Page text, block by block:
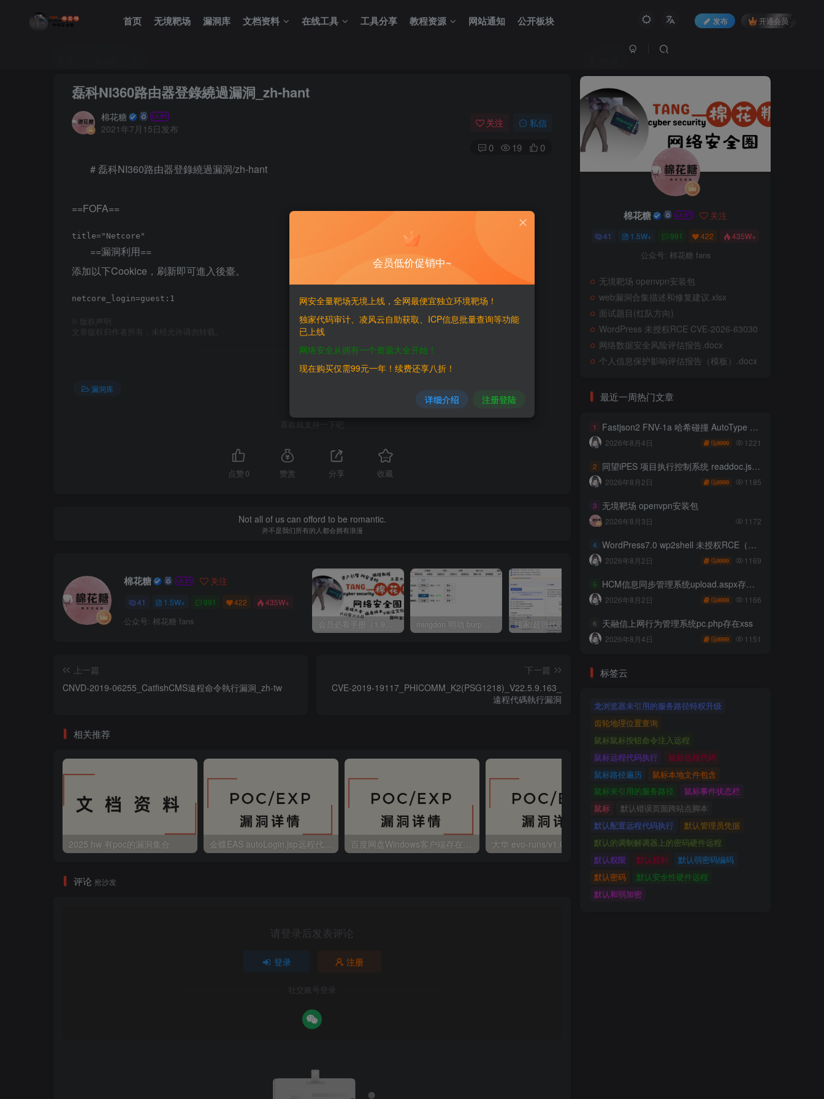
首页 无境靶场 漏洞库 文档资料 在线工具 工具分享 教程资源 网站通知 公开板块 发布 开通会员
磊科NI360路由器登錄繞過漏洞_zh-hant
棉花糖
2021年7月15日发布
关注 私信
0 19 0
# 磊科NI360路由器登錄繞過漏洞/zh-hant
==FOFA==
==漏洞利用==
添加以下Cookice，刷新即可進入後臺。
版权声明
文章版权归作者所有，未经允许请勿转载。
THE END
漏洞库
喜欢就支持一下吧
点赞 0 赞赏 分享 收藏
Not all of us can offord to be romantic.
并不是我们所有的人都会拥有浪漫
棉花糖 关注
41 1.5W+ 991 422 435W+
公众号: 棉花糖 fans 2025 hw 有poc的漏洞集合
上一篇
CNVD-2019-06255_CatfishCMS遠程命令執行漏洞_zh-tw
下一篇
CVE-2019-19117_PHICOMM_K2(PSG1218)_V22.5.9.163_
遠程代碼執行漏洞
相关推荐
2025 hw 有poc的漏洞集合 大华 evo-runs/v1.0/receive RCE
评论 抢沙发
请登录后发表评论
登录 注册
社交账号登录
棉花糖 关注
41 1.5W+ 991 422 435W+
公众号: 棉花糖 fans
无境靶场 openvpn安装包
web漏洞合集描述和修复建议.xlsx
面试题目(红队方向)
WordPress 未授权RCE CVE-2026-63030
网络数据安全风险评估报告.docx
个人信息保护影响评估报告（模板）.docx
最近一周热门文章
1 Fastjson2 FNV-1a 哈希碰撞 AutoType 绕过远程代码执行
2026年8月4日 9999 1221
2 同望iPES 项目执行控制系统 readdoc.jsp存在任意文件读取
2026年8月2日 9999 1185
3 无境靶场 openvpn安装包
2026年8月3日 1172
4 WordPress7.0 wp2shell 未授权RCE（CVE-2026-63030 CVE-2026-60137）
2026年8月2日 9999 1169
5 HCM信息同步管理系统upload.aspx存在任意文件上传
2026年8月2日 9999 1166
6 天融信上网行为管理系统pc.php存在xss
2026年8月4日 9999 1151
标签云
龙浏览器未引用的服务路径特权升级
齿轮地理位置查询
鼠标鼠标按钮命令注入远程
鼠标远程代码执行
鼠标远程代码
鼠标路径遍历
鼠标本地文件包含
鼠标未引用的服务路径
鼠标事件状态栏
鼠标
默认错误页面跨站点脚本
默认配置远程代码执行
默认管理员凭据
默认的调制解调器上的密码硬件远程
默认权限
默认权利
默认弱密码编码
默认密码
默认安全性硬件远程
默认和弱加密
会员低价促销中~
网安全量靶场无境上线，全网最便宜独立环境靶场！
独家代码审计、凌风云自助获取、ICP信息批量查询等功能
已上线
网络安全从拥有一个资源大全开始！
现在购买仅需99元一年！续费还享八折！
详细介绍 注册登陆